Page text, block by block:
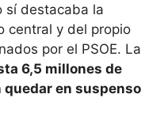
sí destacaba la
central y del propio
por el PSOE. La
6,5 millones de
en suspenso